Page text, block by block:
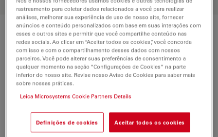
Technical Specs
Product Number 11566075
Correction Ring (CORR) -
Coverglass Without
rastreamento para coletar dados relacionados a você para realizar
análises, melhorar sua experiência de uso de nosso site, fornecer
anúncios e conteúdo personalizados com base em suas interações com
esses e outros sites e permitir que você compartilhe conteúdo nas
redes sociais. Ao clicar em “Aceitar todos os cookies”, você concorda
com isso e com o compartilhamento desses dados com nossos
parceiros. Você pode alterar suas preferências de consentimento a
qualquer momento na seção “Configurações de Cookies” na parte
inferior do nosso site. Revise nosso Aviso de Cookies para saber mais
sobre nossas práticas.
Leica Microsystems Cookie Partners Details
Definições de cookies Aceitar todos os cookies